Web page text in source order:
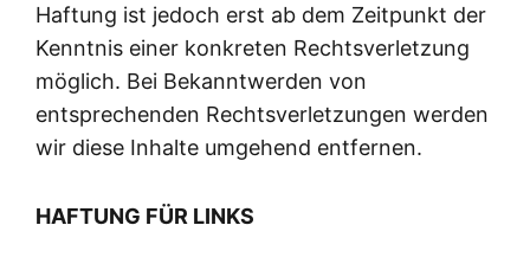
Haftung ist jedoch erst ab dem Zeitpunkt der
Kenntnis einer konkreten Rechtsverletzung
möglich. Bei Bekanntwerden von
entsprechenden Rechtsverletzungen werden
wir diese Inhalte umgehend entfernen.
HAFTUNG FÜR LINKS